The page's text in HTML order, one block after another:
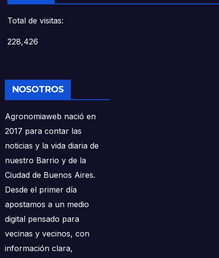
Total de visitas:
228,426
NOSOTROS
Agronomiaweb nació en
2017 para contar las
noticias y la vida diaria de
nuestro Barrio y de la
Ciudad de Buenos Aires.
Desde el primer día
apostamos a un medio
digital pensado para
vecinas y vecinos, con
información clara,